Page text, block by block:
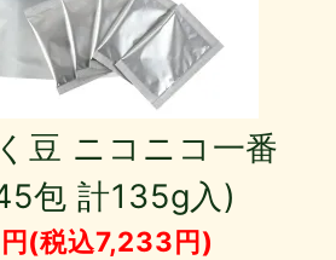
豆 ニコニコ一番
包 計135g入)
(税込7,233円)